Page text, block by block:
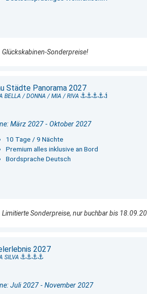
Glückskabinen-Sonderpreise!
Städte Panorama 2027
BELLA / DONNA / MIA / RIVA
März 2027 - Oktober 2027
10 Tage / 9 Nächte
Premium alles inklusive an Bord
Bordsprache Deutsch
Limitierte Sonderpreise, nur buchbar bis
2027
SILVA
Juli 2027 - November 2027